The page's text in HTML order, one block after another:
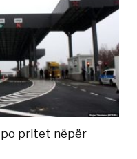
po pritet nëpër